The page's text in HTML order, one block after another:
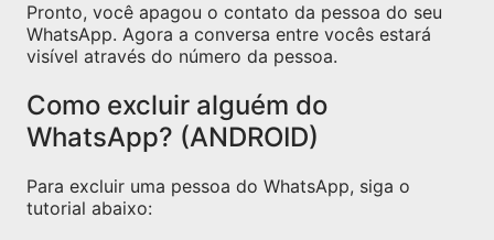
Pronto, você apagou o contato da pessoa do seu
WhatsApp. Agora a conversa entre vocês estará
visível através do número da pessoa.
Como excluir alguém do
WhatsApp? (ANDROID)
Para excluir uma pessoa do WhatsApp, siga o
tutorial abaixo: